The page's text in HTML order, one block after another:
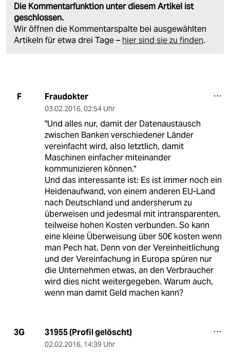
Die Kommentarfunktion unter diesem Artikel ist
geschlossen.
Wir öffnen die Kommentarspalte bei ausgewählten
Artikeln für etwa drei Tage – hier sind sie zu finden.
F Fraudokter
03.02.2016, 02:54 Uhr
"Und alles nur, damit der Datenaustausch
zwischen Banken verschiedener Länder
vereinfacht wird, also letztlich, damit
Maschinen einfacher miteinander
kommunizieren können."
Und das interessante ist: Es ist immer noch ein
Heidenaufwand, von einem anderen EU-Land
nach Deutschland und andersherum zu
überweisen und jedesmal mit intransparenten,
teilweise hohen Kosten verbunden. So kann
eine kleine Überweisung über 50€ kosten wenn
man Pech hat. Denn von der Vereinheitlichung
und der Vereinfachung in Europa spüren nur
die Unternehmen etwas, an den Verbraucher
wird dies nicht weitergegeben. Warum auch,
wenn man damit Geld machen kann?
3G 31955 (Profil gelöscht)
02.02.2016, 14:39 Uhr